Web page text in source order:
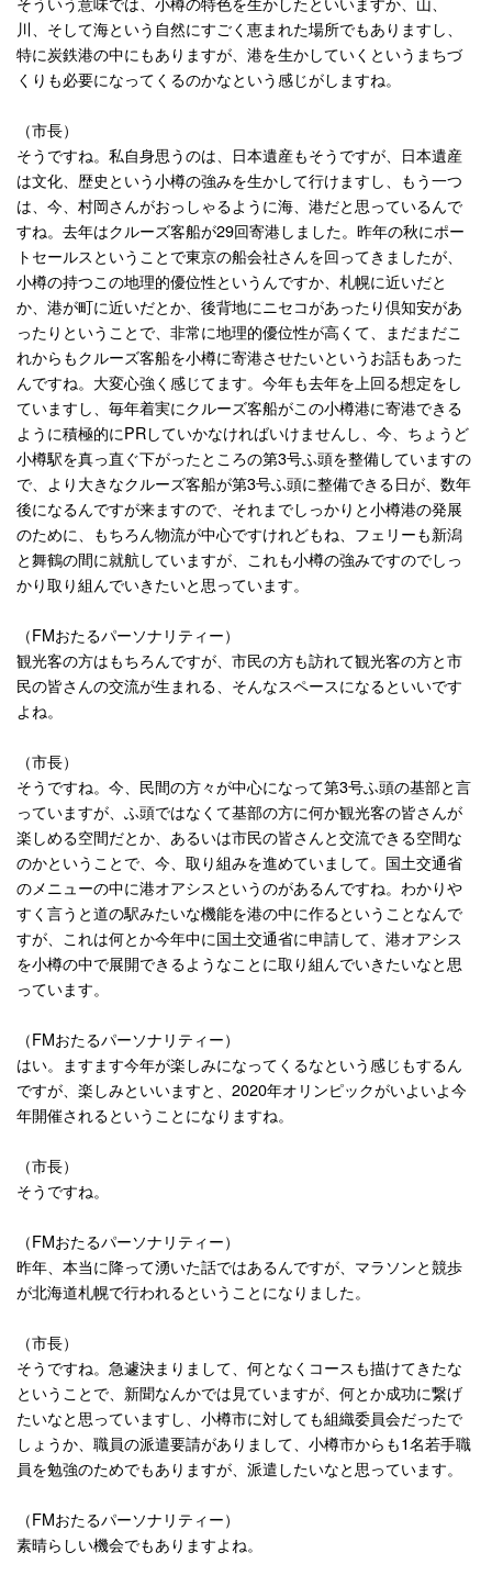
川、そして海という自然にすごく恵まれた場所でもありますし、
特に炭鉄港の中にもありますが、港を生かしていくというまちづ
くりも必要になってくるのかなという感じがしますね。
（市長）
そうですね。私自身思うのは、日本遺産もそうですが、日本遺産
は文化、歴史という小樽の強みを生かして行けますし、もう一つ
は、今、村岡さんがおっしゃるように海、港だと思っているんで
すね。去年はクルーズ客船が29回寄港しました。昨年の秋にポー
トセールスということで東京の船会社さんを回ってきましたが、
小樽の持つこの地理的優位性というんですか、札幌に近いだと
か、港が町に近いだとか、後背地にニセコがあったり倶知安があ
ったりということで、非常に地理的優位性が高くて、まだまだこ
れからもクルーズ客船を小樽に寄港させたいというお話もあった
んですね。大変心強く感じてます。今年も去年を上回る想定をし
ていますし、毎年着実にクルーズ客船がこの小樽港に寄港できる
ように積極的にPRしていかなければいけませんし、今、ちょうど
小樽駅を真っ直ぐ下がったところの第3号ふ頭を整備していますの
で、より大きなクルーズ客船が第3号ふ頭に整備できる日が、数年
後になるんですが来ますので、それまでしっかりと小樽港の発展
のために、もちろん物流が中心ですけれどもね、フェリーも新潟
と舞鶴の間に就航していますが、これも小樽の強みですのでしっ
かり取り組んでいきたいと思っています。
（FMおたるパーソナリティー）
観光客の方はもちろんですが、市民の方も訪れて観光客の方と市
民の皆さんの交流が生まれる、そんなスペースになるといいです
よね。
（市長）
そうですね。今、民間の方々が中心になって第3号ふ頭の基部と言
っていますが、ふ頭ではなくて基部の方に何か観光客の皆さんが
楽しめる空間だとか、あるいは市民の皆さんと交流できる空間な
のかということで、今、取り組みを進めていまして。国土交通省
のメニューの中に港オアシスというのがあるんですね。わかりや
すく言うと道の駅みたいな機能を港の中に作るということなんで
すが、これは何とか今年中に国土交通省に申請して、港オアシス
を小樽の中で展開できるようなことに取り組んでいきたいなと思
っています。
（FMおたるパーソナリティー）
はい。ますます今年が楽しみになってくるなという感じもするん
ですが、楽しみといいますと、 2020年オリンピックがいよいよ今
年開催されるということになりますね。
（市長）
そうですね。
（FMおたるパーソナリティー）
昨年、本当に降って湧いた話ではあるんですが、マラソンと競歩
が北海道札幌で行われるということになりました。
（市長）
そうですね。急遽決まりまして、何となくコースも描けてきたな
ということで、新聞なんかでは見ていますが、何とか成功に繋げ
たいなと思っていますし、小樽市に対しても組織委員会だったで
しょうか、職員の派遣要請がありまして、小樽市からも1名若手職
員を勉強のためでもありますが、派遣したいなと思っています。
（FMおたるパーソナリティー）
素晴らしい機会でもありますよね。